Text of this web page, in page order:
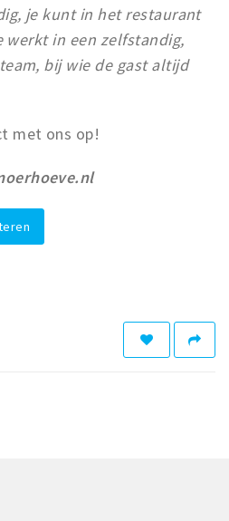
je kunt in het restaurant
in een zelfstandig,
bij wie de gast altijd
met ons op!